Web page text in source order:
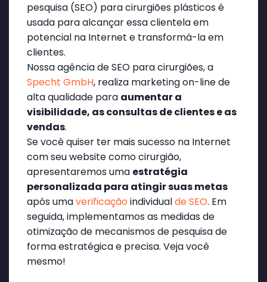
pesquisa (SEO) para cirurgiões plásticos é
usada para alcançar essa clientela em
potencial na Internet e transformá-la em
clientes.
Nossa agência de SEO para cirurgiões, a
Specht GmbH, realiza marketing on-line de
alta qualidade para aumentar a
visibilidade, as consultas de clientes e as
vendas.
Se você quiser ter mais sucesso na Internet
com seu website como cirurgião,
apresentaremos uma estratégia
personalizada para atingir suas metas
após umaverificação individualde SEO. Em
seguida, implementamos as medidas de
otimização de mecanismos de pesquisa de
forma estratégica e precisa. Veja você
mesmo!